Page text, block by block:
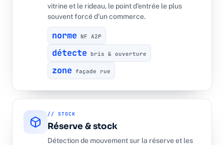
vitrine et le rideau, le point d'entrée le plus
souvent forcé d'un commerce.
norme NF A2P
détecte bris & ouverture
zone façade rue
// STOCK
Réserve & stock
Détection de mouvement sur la réserve et les